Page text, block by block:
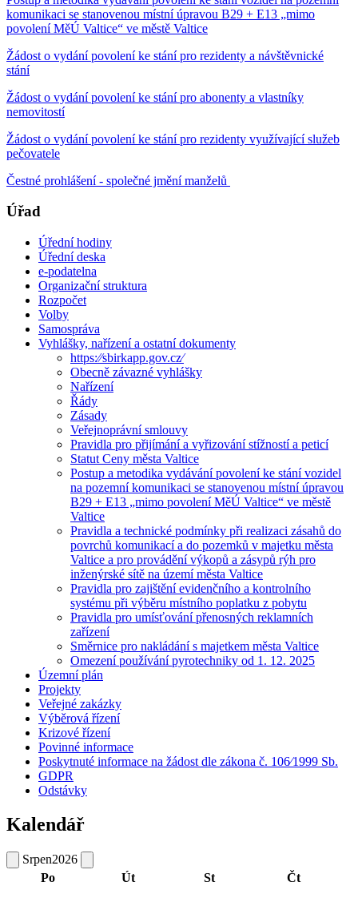
komunikaci se stanovenou místní úpravou B29 + E13 „mimo
povolení MěÚ Valtice“ ve městě Valtice
Žádost o vydání povolení ke stání pro rezidenty a návštěvnické
stání
Žádost o vydání povolení ke stání pro abonenty a vlastníky
nemovitostí
Žádost o vydání povolení ke stání pro rezidenty využívající služeb
pečovatele
Čestné prohlášení - společné jmění manželů
Úřad
Úřední hodiny
Úřední deska
e-podatelna
Organizační struktura
Rozpočet
Volby
Samospráva
Vyhlášky, nařízení a ostatní dokumenty
https:⁄⁄sbirkapp.gov.cz⁄
Obecně závazné vyhlášky
Nařízení
Řády
Zásady
Veřejnoprávní smlouvy
Pravidla pro přijímání a vyřizování stížností a peticí
Statut Ceny města Valtice
Postup a metodika vydávání povolení ke stání vozidel
na pozemní komunikaci se stanovenou místní úpravou
B29 + E13 „mimo povolení MěÚ Valtice“ ve městě
Valtice
Pravidla a technické podmínky při realizaci zásahů do
povrchů komunikací a do pozemků v majetku města
Valtice a pro provádění výkopů a zásypů rýh pro
inženýrské sítě na území města Valtice
Pravidla pro zajištění evidenčního a kontrolního
systému při výběru místního poplatku z pobytu
Pravidla pro umísťování přenosných reklamních
zařízení
Směrnice pro nakládání s majetkem města Valtice
Omezení používání pyrotechniky od 1. 12. 2025
Územní plán
Projekty
Veřejné zakázky
Výběrová řízení
Krizové řízení
Povinné informace
Poskytnuté informace na žádost dle zákona č. 106⁄1999 Sb.
GDPR
Odstávky
Kalendář
Srpen2026
Po
Út St Čt